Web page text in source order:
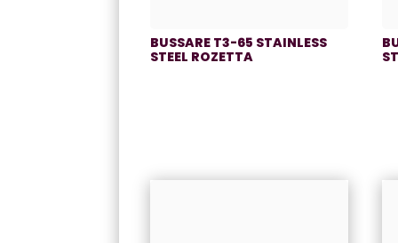
BUSSARE T3-65 STAINLESS
STEEL ROZETTA